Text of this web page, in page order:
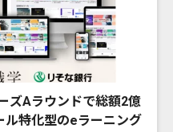
ズAラウンドで総額2億
ル特化型のeラーニング